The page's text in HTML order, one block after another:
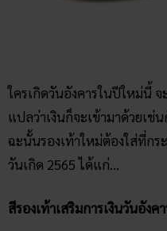
ใครเกิดวันอังคารในปีใหม่นี้
แปลว่าเงินก็จะเข้ามาด้วยเช่
ฉะนั้นรองเท้าใหม่ต้องใส่ที่ก
วันเกิด 2565 ได้แก่…
สีรองเท้าเสริมการเงินวันอังค